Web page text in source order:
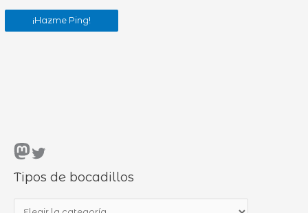
Mastodon Twitter
Tipos de bocadillos